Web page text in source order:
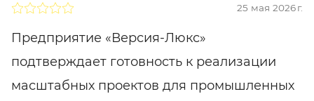
25 мая 2026 г.
Предприятие «Версия-Люкс»
подтверждает готовность к реализации
масштабных проектов для промышленных